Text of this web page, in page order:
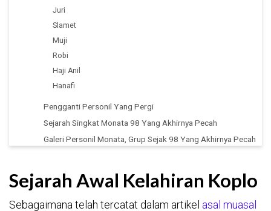
Juri
Slamet
Muji
Robi
Haji Anil
Hanafi
Pengganti Personil Yang Pergi
Sejarah Singkat Monata 98 Yang Akhirnya Pecah
Galeri Personil Monata, Grup Sejak 98 Yang Akhirnya Pecah
Sejarah Awal Kelahiran Koplo
Sebagaimana telah tercatat dalam artikel asal muasal